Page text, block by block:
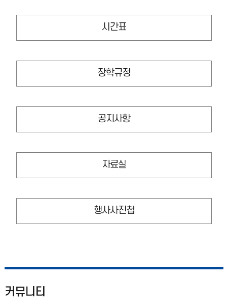
시간표
장학규정
공지사항
자료실
행사사진첩
커뮤니티